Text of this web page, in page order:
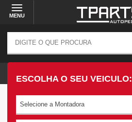
MENU
ESCOLHA O SEU VEICULO:
Selecione a Montadora